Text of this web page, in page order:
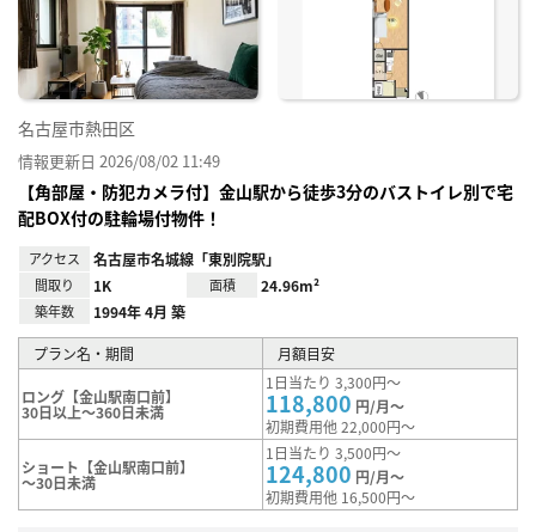
名古屋市熱田区
情報更新日 2026/08/02 11:49
【角部屋・防犯カメラ付】金山駅から徒歩3分のバストイレ別で宅
配BOX付の駐輪場付物件！
アクセス 名古屋市名城線「東別院駅」
間取り 1K 面積 24.96m²
築年数 1994年 4月 築
プラン名・期間 月額目安
ロング【金山駅南口前】
30日以上～360日未満
1日当たり 3,300円～
118,800 円/月～
初期費用他 22,000円～
ショート【金山駅南口前】
～30日未満
1日当たり 3,500円～
124,800 円/月～
初期費用他 16,500円～